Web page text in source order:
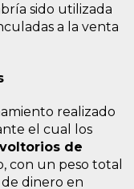
sido utilizada
a la venta
realizado
el cual los
de
con un peso total
de dinero en